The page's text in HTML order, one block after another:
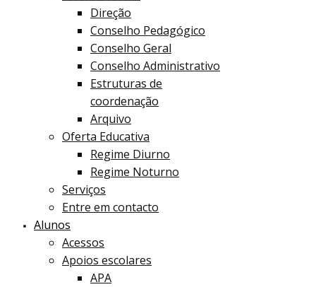
Direção
Conselho Pedagógico
Conselho Geral
Conselho Administrativo
Estruturas de
coordenação
Arquivo
Oferta Educativa
Regime Diurno
Regime Noturno
Serviços
Entre em contacto
Alunos
Acessos
Apoios escolares
APA